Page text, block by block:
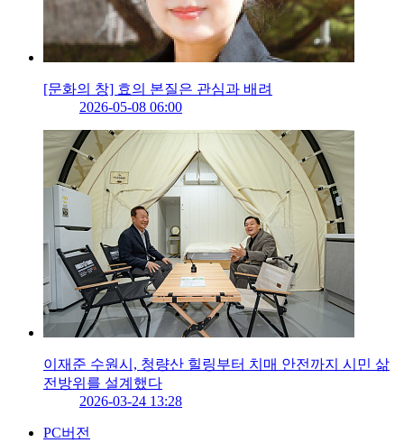
[문화의 창] 효의 본질은 관심과 배려
2026-05-08 06:00
이재준 수원시, 청량산 힐링부터 치매 안전까지 시민 삶
전방위를 설계했다
2026-03-24 13:28
PC버전